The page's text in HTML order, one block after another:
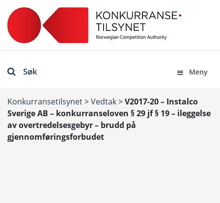
Søk Meny
Konkurransetilsynet>Vedtak>V2017-20 – Instalco
Sverige AB – konkurranseloven § 29 jf § 19 – ileggelse
av overtredelsesgebyr – brudd på
gjennomføringsforbudet